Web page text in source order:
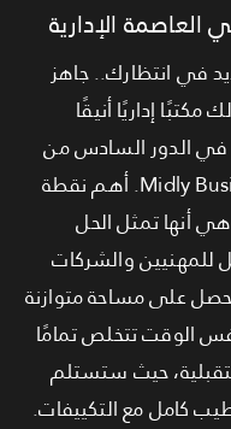
الإدارية
في انتظارك.. جاهز
إداريًا أنيقًا
36 مترًا في الدور السادس من
Midly Business Complex. أهم نقطة
أنها تمثل الحل
للمهنيين والشركات
على مساحة متوازنة
الوقت تتخلص تمامًا
حيث ستستلم
كامل مع التكييفات.